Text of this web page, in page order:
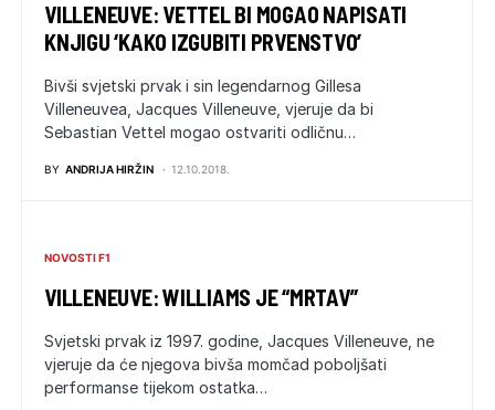
VILLENEUVE: VETTEL BI MOGAO NAPISATI
KNJIGU ‘KAKO IZGUBITI PRVENSTVO’
Bivši svjetski prvak i sin legendarnog Gillesa
Villeneuvea, Jacques Villeneuve, vjeruje da bi
Sebastian Vettel mogao ostvariti odličnu…
BY ANDRIJA HIRŽIN 12.10.2018.
NOVOSTI F1
VILLENEUVE: WILLIAMS JE “MRTAV”
Svjetski prvak iz 1997. godine, Jacques Villeneuve, ne
vjeruje da će njegova bivša momčad poboljšati
performanse tijekom ostatka…